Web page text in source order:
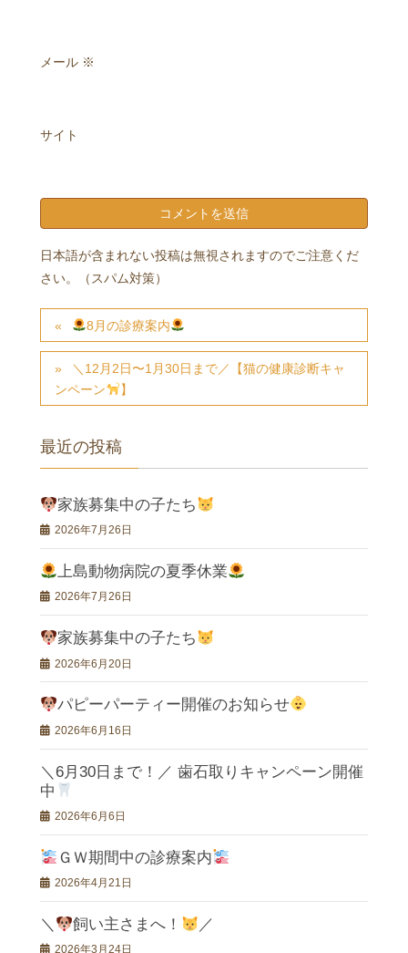
メール ※
サイト
日本語が含まれない投稿は無視されますのでご注意くだ
さい。（スパム対策）
8月の診療案内
＼12月2日〜1月30日まで／【猫の健康診断キャ
ンペーン
】
最近の投稿
家族募集中の子たち
2026年7月26日
上島動物病院の夏季休業
2026年7月26日
家族募集中の子たち
2026年6月20日
パピーパーティー開催のお知らせ
2026年6月16日
＼6月30日まで！／ 歯石取りキャンペーン開催
中
2026年6月6日
ＧＷ期間中の診療案内
2026年4月21日
＼ 飼い主さまへ！ ／
2026年3月24日